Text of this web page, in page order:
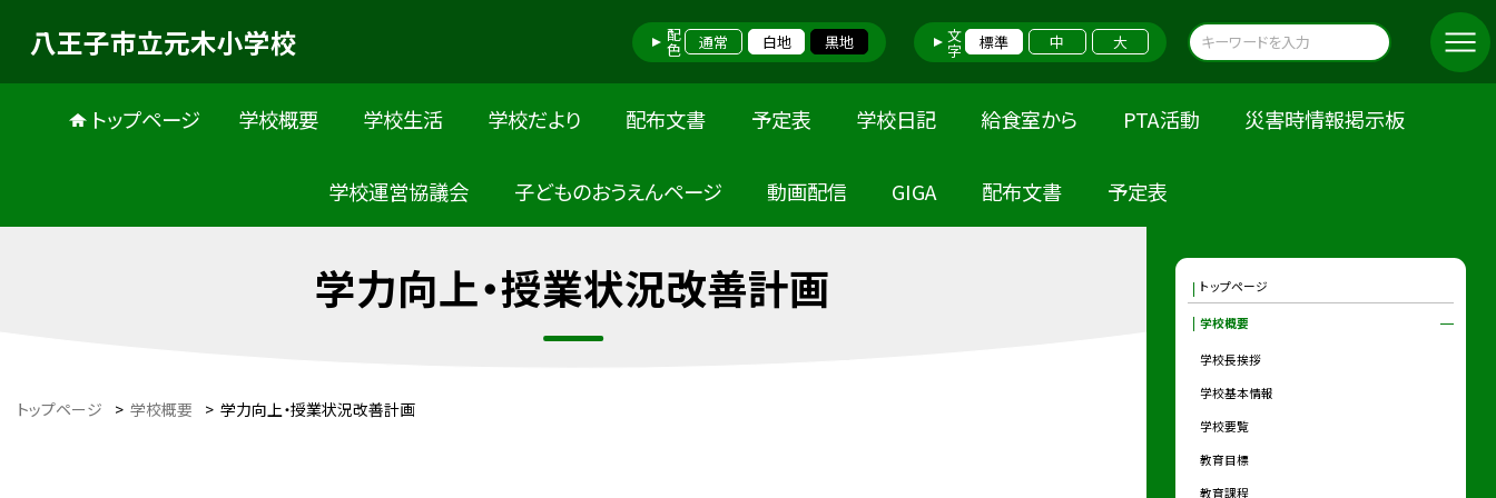
八王子市立元木小学校 配色 通常 白地 黒地 文字 標準 中 大
トップページ 学校概要 学校生活 学校だより 配布文書 予定表 学校日記 給食室から PTA活動 災害時情報掲示板
学校運営協議会 子どものおうえんページ 動画配信 GIGA 配布文書 予定表
学力向上・授業状況改善計画
トップページ > 学校概要 > 学力向上・授業状況改善計画
トップページ
学校概要
学校長挨拶
学校基本情報
学校要覧
教育目標
教育課程